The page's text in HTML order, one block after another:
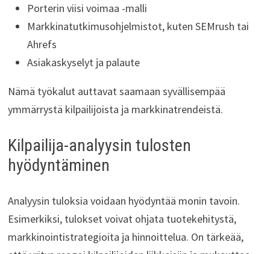
Porterin viisi voimaa -malli
Markkinatutkimusohjelmistot, kuten SEMrush tai
Ahrefs
Asiakaskyselyt ja palaute
Nämä työkalut auttavat saamaan syvällisempää
ymmärrystä kilpailijoista ja markkinatrendeistä.
Kilpailija-analyysin tulosten
hyödyntäminen
Analyysin tuloksia voidaan hyödyntää monin tavoin.
Esimerkiksi, tulokset voivat ohjata tuotekehitystä,
markkinointistrategioita ja hinnoittelua. On tärkeää,